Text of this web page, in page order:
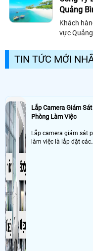
Quảng
Khách
vực
sau đây
TIN TỨC MỚI
Lắp Camera Giám Sát
Phòng Làm Việc
Lắp camera giám sát
làm việc là lắp đặt các